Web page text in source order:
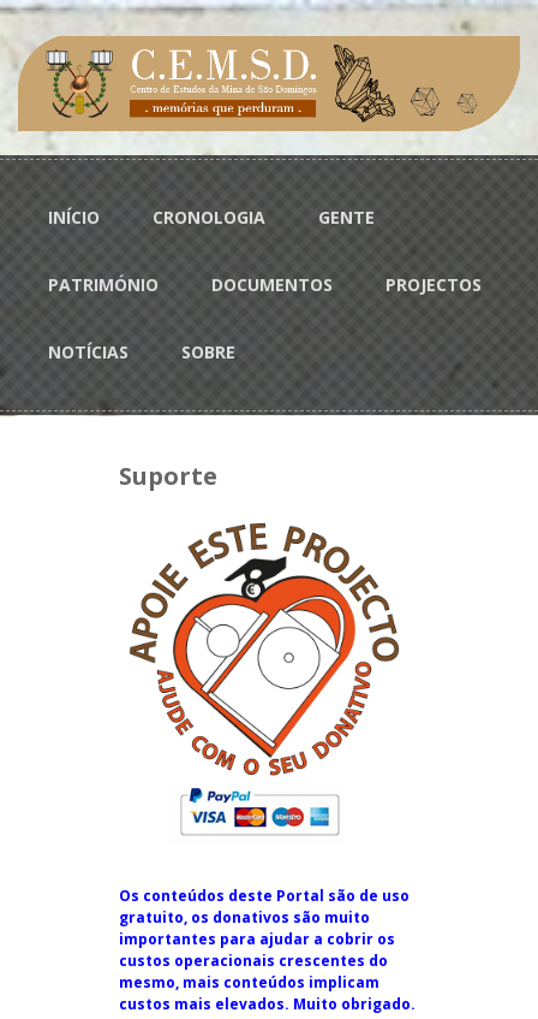
Passar para o conteúdo principal
Menu principal
INÍCIO CRONOLOGIA GENTE
PATRIMÓNIO DOCUMENTOS PROJECTOS
NOTÍCIAS SOBRE
Suporte
Os conteúdos deste Portal são de uso
gratuito, os donativos são muito
importantes para ajudar a cobrir os
custos operacionais crescentes do
mesmo, mais conteúdos implicam
custos mais elevados. Muito obrigado.